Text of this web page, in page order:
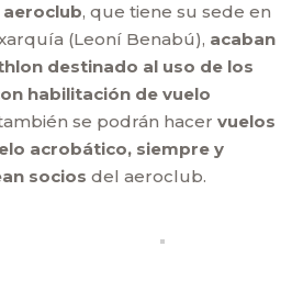
, que tiene su sede en
(Leoní Benabú), acaban
destinado al uso de los
habilitación de vuelo
se podrán hacervuelos
acrobático, siempre y
socios del aeroclub.